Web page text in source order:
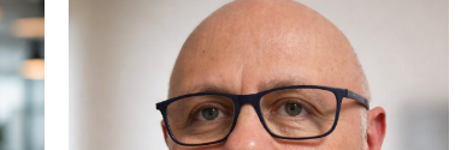
Ingeniero con más de 25 años de
experiencia en obra, obras de